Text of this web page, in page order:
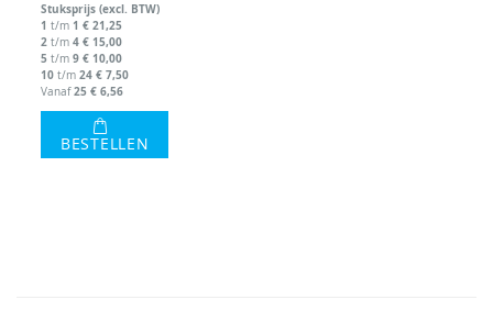
Stuksprijs (excl. BTW)
1 t/m 1 € 21,25
2 t/m 4 € 15,00
5 t/m 9 € 10,00
10 t/m 24 € 7,50
Vanaf25 € 6,56
BESTELLEN